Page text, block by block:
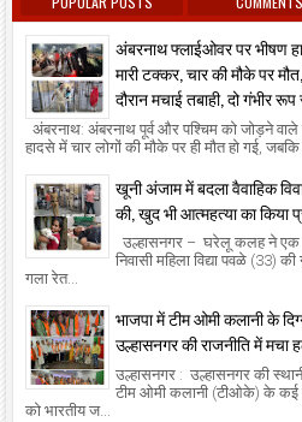
अंबरनाथ फ्लाईओवर पर भीषण
मारी टक्कर, चार की मौके पर
दौरान मचाई तबाही, दो गंभीर
अंबरनाथ: अंबरनाथ पूर्व और पश्चिम को जोड़ने
हादसे में चार लोगों की मौके पर ही मौत हो गई, जबकि
खूनी अंजाम में बदला वैवाहिक
की, खुद भी आत्महत्या का किया
उल्हासनगर – घरेलू कलह ने एक
निवासी महिला विद्या पवळे (33)
गला रेत...
भाजपा में टीम ओमी कलानी के
उल्हासनगर की राजनीति में
उल्हासनगर : उल्हासनगर की
टीम ओमी कलानी (टीओके) के कई
को भारतीय ज...